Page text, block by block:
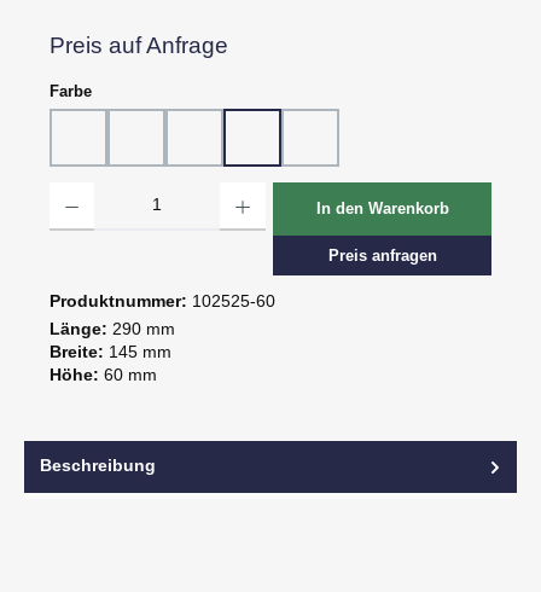
Preis auf Anfrage
Farbeauswählen
In den Warenkorb
Preis anfragen
Produktnummer: 102525-60
Länge: 290 mm
Breite: 145 mm
Höhe: 60 mm
Beschreibung